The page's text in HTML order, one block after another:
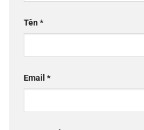
Tên*
Email *